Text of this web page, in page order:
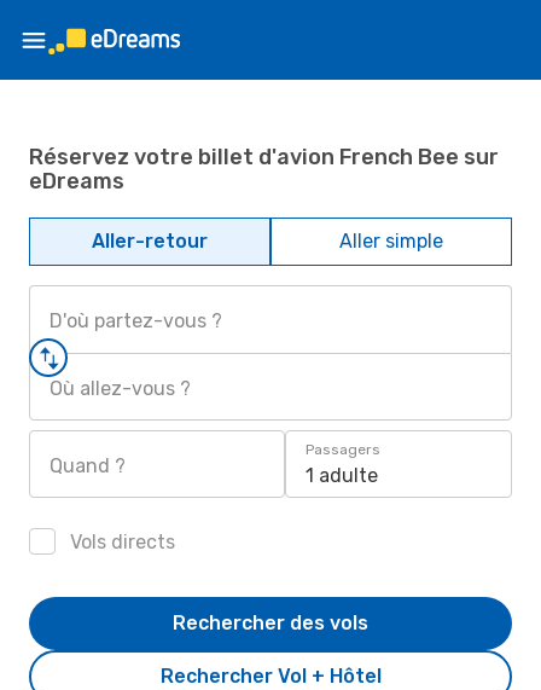
Réservez votre billet d'avion French Bee sur
eDreams
Aller-retour Aller simple
D'où partez-vous ?
Où allez-vous ?
Quand ?
Passagers
1 adulte
Vols directs
Rechercher Vol + Hôtel
Rechercher des vols